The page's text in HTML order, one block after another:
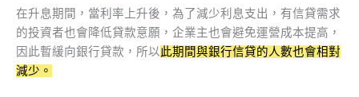
在升息期間，當利率上升後，為了減少利息支出，有信貸需求
的投資者也會降低貸款意願，企業主也會避免運營成本提高，
因此暫緩向銀行貸款，所以此期間與銀行信貸的人數也會相對
減少。